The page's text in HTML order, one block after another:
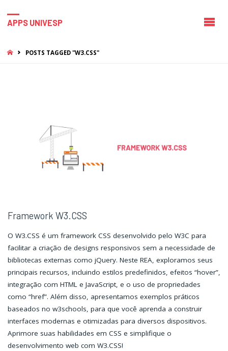
APPS UNIVESP
HOMEPOSTS TAGGED "W3.CSS"
Framework W3.CSS
O W3.CSS é um framework CSS desenvolvido pelo W3C para
facilitar a criação de designs responsivos sem a necessidade de
bibliotecas externas como jQuery. Neste REA, exploramos seus
principais recursos, incluindo estilos predefinidos, efeitos “hover”,
integração com HTML e JavaScript, e o uso de propriedades
como “href”. Além disso, apresentamos exemplos práticos
baseados no w3schools, para que você aprenda a construir
interfaces modernas e otimizadas para diversos dispositivos.
Aprimore suas habilidades em CSS e simplifique o
desenvolvimento web com W3.CSS!